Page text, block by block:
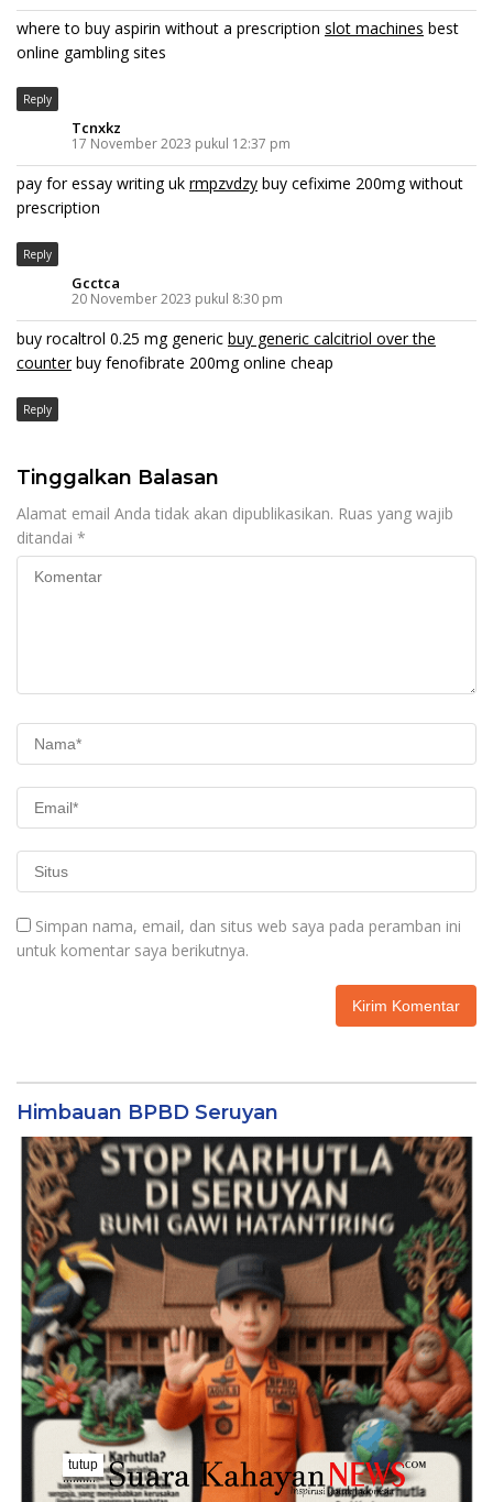
where to buy aspirin without a prescription slot machines best
online gambling sites
Reply
Tcnxkz
17 November 2023 pukul 12:37 pm
pay for essay writing uk rmpzvdzy buy cefixime 200mg without
prescription
Reply
Gcctca
20 November 2023 pukul 8:30 pm
buy rocaltrol 0.25 mg generic buy generic calcitriol over the
counterbuy fenofibrate 200mg online cheap
Reply
Tinggalkan Balasan
Alamat email Anda tidak akan dipublikasikan. Ruas yang wajib
ditandai *
Simpan nama, email, dan situs web saya pada peramban ini
untuk komentar saya berikutnya.
Himbauan BPBD Seruyan
tutup
..........